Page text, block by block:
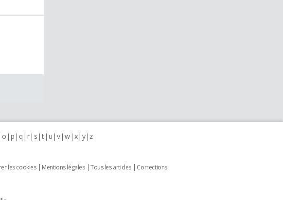
o p q r s t u v w x y z
les cookies Mentions légales Tous les articles
Corrections